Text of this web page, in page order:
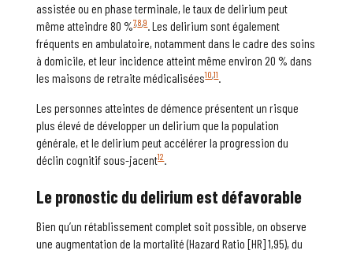
assistée ou en phase terminale, le taux de delirium peut
même atteindre 80 %7,8,9. Les delirium sont également
fréquents en ambulatoire, notamment dans le cadre des soins
à domicile, et leur incidence atteint même environ 20 % dans
les maisons de retraite médicalisées10,11.
Les personnes atteintes de démence présentent un risque
plus élevé de développer un delirium que la population
générale, et le delirium peut accélérer la progression du
déclin cognitif sous-jacent12.
Le pronostic dudeliriumest défavorable
Bien qu’un rétablissement complet soit possible, on observe
une augmentation de la mortalité (Hazard Ratio [HR] 1,95), du